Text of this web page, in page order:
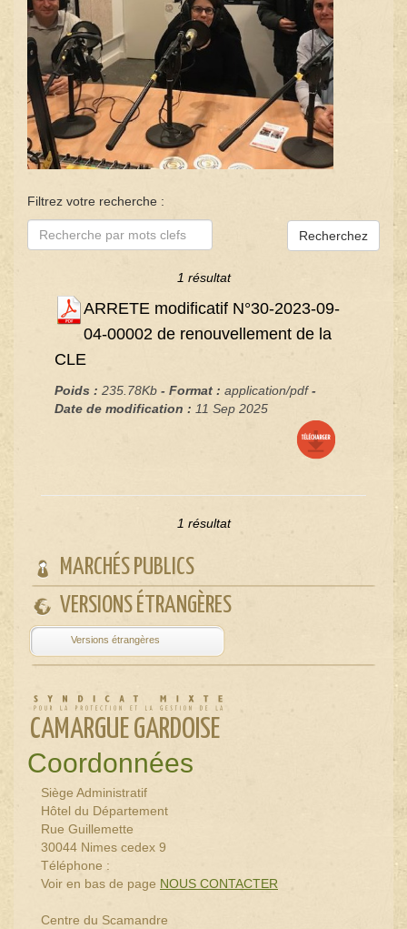
Filtrez votre recherche :
Recherchez
1 résultat
ARRETE modificatif N°30-2023-09-
04-00002 de renouvellement de la
CLE
Poids : 235.78Kb - Format : application/pdf-
Date de modification : 11 Sep 2025
1 résultat
MARCHÉS PUBLICS
VERSIONS ÉTRANGÈRES
Powered by
CAMARGUE GARDOISE
Coordonnées
Siège Administratif
Hôtel du Département
Rue Guillemette
30044 Nimes cedex 9
Téléphone :
Voir en bas de page NOUS CONTACTER
Centre du Scamandre